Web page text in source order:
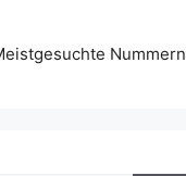
Nummern